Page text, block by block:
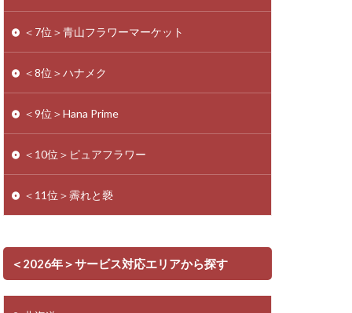
＜7位＞青山フラワーマーケット
＜8位＞ハナメク
＜9位＞Hana Prime
＜10位＞ピュアフラワー
＜11位＞霽れと褻
＜2026年＞サービス対応エリアから探す